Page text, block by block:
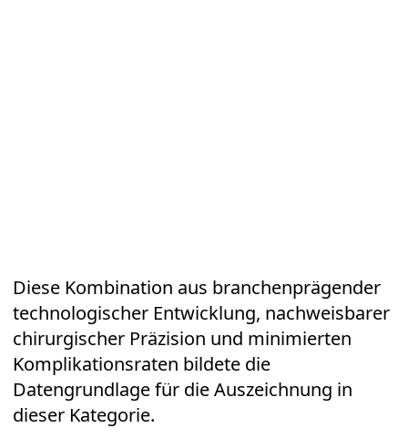
Diese Kombination aus branchenprägender
technologischer Entwicklung, nachweisbarer
chirurgischer Präzision und minimierten
Komplikationsraten bildete die
Datengrundlage für die Auszeichnung in
dieser Kategorie.